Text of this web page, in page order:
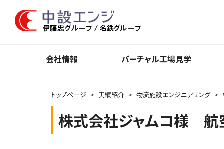
会社情報 バーチャル⼯場⾒学
トップページ 実績紹介 物流施設エンジニアリング
株式会社ジャムコ様 航